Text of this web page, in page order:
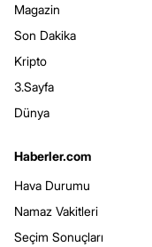
Magazin
Son Dakika
Kripto
3.Sayfa
Dünya
Haberler.com
Hava Durumu
Namaz Vakitleri
Seçim Sonuçları